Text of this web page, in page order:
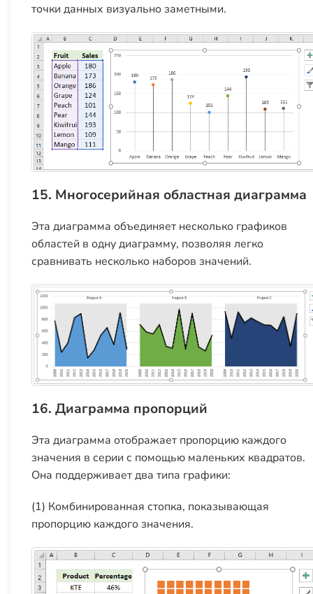
точки данных визуально заметными.
15. Многосерийная областная диаграмма
Эта диаграмма объединяет несколько графиков
областей в одну диаграмму, позволяя легко
сравнивать несколько наборов значений.
16. Диаграмма пропорций
Эта диаграмма отображает пропорцию каждого
значения в серии с помощью маленьких квадратов.
Она поддерживает два типа графики:
(1) Комбинированная стопка, показывающая
пропорцию каждого значения.